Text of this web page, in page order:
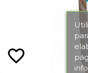
favorite_border